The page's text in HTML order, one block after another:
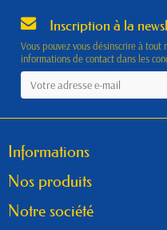
Inscription à la
Vous pouvez vous désinscrire à tout
informations de contact dans les
Informations
Nos produits
Notre société